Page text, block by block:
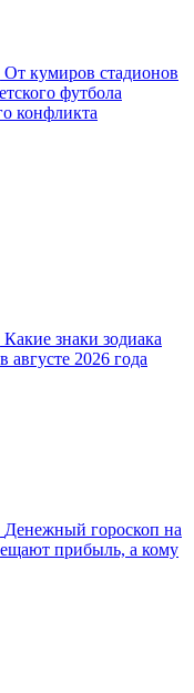
От кумиров стадионов
футбола
конфликта
Какие знаки зодиака
2026 года
Денежный гороскоп на
прибыль, а кому